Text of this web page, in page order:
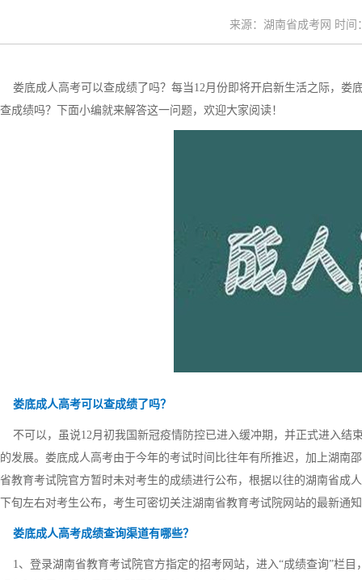
来源：湖南省成考网 时间
娄底成人高考可以查成绩了吗？每当12月份即将开启新生活之际，娄
查成绩吗？下面小编就来解答这一问题，欢迎大家阅读！
娄底成人高考可以查成绩了吗？
不可以，虽说12月初我国新冠疫情防控已进入缓冲期，并正式进入结
的发展。娄底成人高考由于今年的考试时间比往年有所推迟，加上湖南
省教育考试院官方暂时未对考生的成绩进行公布，根据以往的湖南省成
下旬左右对考生公布，考生可密切关注湖南省教育考试院网站的最新通
娄底成人高考成绩查询渠道有哪些？
1、登录湖南省教育考试院官方指定的招考网站，进入“成绩查询”栏